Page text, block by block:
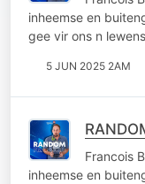
inheemse en
gee vir ons n
5 JUN 2025 2AM
Francois
inheemse en